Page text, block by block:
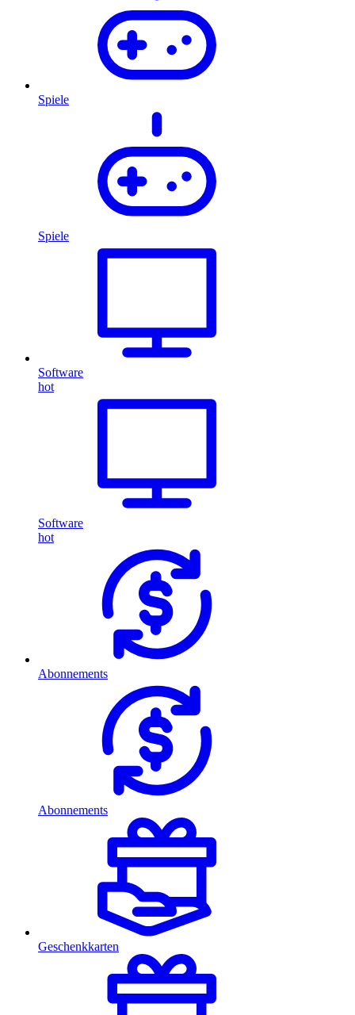
Spiele
Spiele
Software
hot
Software
hot
Abonnements
Abonnements
Geschenkkarten